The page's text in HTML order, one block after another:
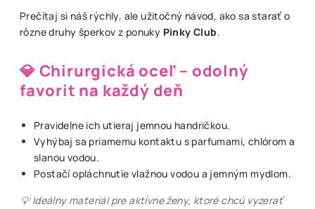
Prečítaj si náš rýchly, ale užitočný návod, ako sa starať o
rôzne druhy šperkov z ponuky Pinky Club.
💎 Chirurgická oceľ – odolný
favorit na každý deň
Pravidelne ich utieraj jemnou handričkou.
Vyhýbaj sa priamemu kontaktu s parfumami, chlórom a
slanou vodou.
Postačí opláchnutie vlažnou vodou a jemným mydlom.
💡 Ideálny materiál pre aktívne ženy, ktoré chcú vyzerať